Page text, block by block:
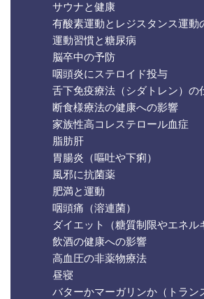
サウナと健康
有酸素運動とレジスタンス運動
運動習慣と糖尿病
脳卒中の予防
咽頭炎にステロイド投与
舌下免疫療法（シダトレン）の
断食様療法の健康への影響
家族性高コレステロール血症
脂肪肝
胃腸炎（嘔吐や下痢）
風邪に抗菌薬
肥満と運動
咽頭痛（溶連菌）
ダイエット（糖質制限やエネル
飲酒の健康への影響
高血圧の非薬物療法
昼寝
バターかマーガリンか（トラン